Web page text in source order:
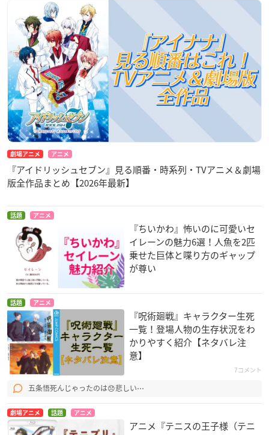
劇場アニメ アニメ
『アイドリッシュセブン』見る順番・時系列・TVアニメ＆劇場
版全作品まとめ【2026年最新】
話題 アニメ
『ちいかわ』怖いのに可愛いセ
イレーンの魅力6選！人魚を2匹
乗せた巨体と喋り方のギャップ
が尊い
話題 アニメ
『呪術廻戦』キャラクター生死
一覧！登場人物の生存状況をわ
かりやすく紹介【ネタバレ注
意】
7コメント
五条悟死んじゃったのは😞悲しい⋯
劇場アニメ 話題 アニメ
アニメ『テニスの王子様（テニ